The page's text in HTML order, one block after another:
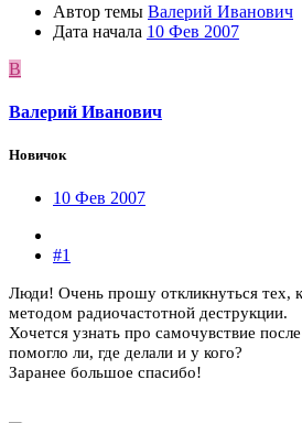
Автор темы Валерий Иванович
Дата начала 10 Фев 2007
В
Валерий Иванович
Новичок
10 Фев 2007
#1
Люди! Очень прошу откликнуться тех,
методом радиочастотной деструкции.
Хочется узнать про самочувствие
помогло ли, где делали и у кого?
Заранее большое спасибо!